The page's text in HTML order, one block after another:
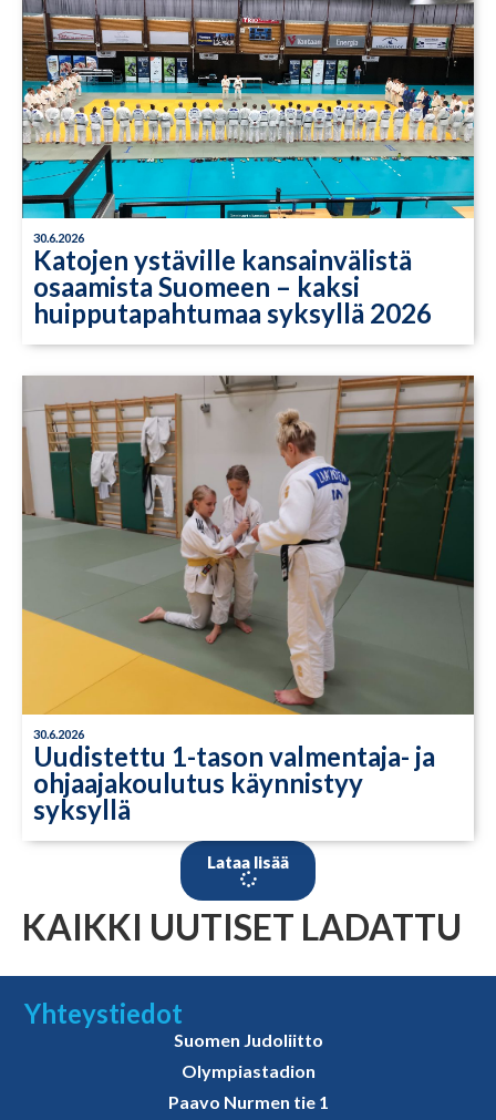
30.6.2026
Katojen ystäville kansainvälistä
osaamista Suomeen – kaksi
huipputapahtumaa syksyllä 2026
30.6.2026
Uudistettu 1-tason valmentaja- ja
ohjaajakoulutus käynnistyy
syksyllä
Lataa lisää
KAIKKI UUTISET LADATTU
Yhteystiedot
Suomen Judoliitto
Olympiastadion
Paavo Nurmen tie 1